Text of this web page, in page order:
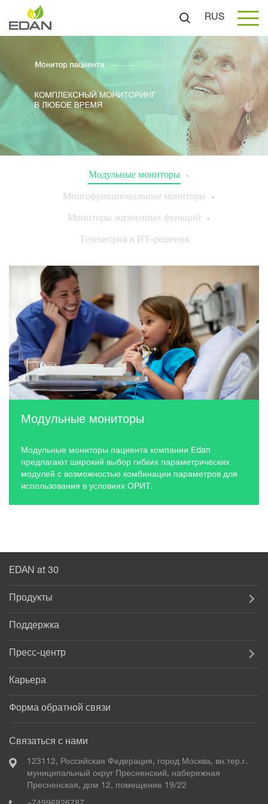
RUS
Модульные мониторы
Многофункциональные мониторы
Мониторы жизненных функций
Телеметрия и ИТ-решения
Модульные мониторы
Модульные мониторы пациента компании Edan
предлагают широкий выбор гибких параметрических
модулей с возможностью комбинации параметров для
использования в условиях ОРИТ.
EDAN at 30
Продукты
Поддержка
Пресс-центр
Карьера
Форма обратной связи
Связаться с нами
123112, Российская Федерация, город Москва, вн.тер.г.
муниципальный округ Пресненский, набережная
Пресненская, дом 12, помещение 19/22